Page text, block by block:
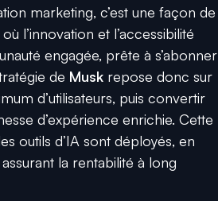
marketing, c’est une façon de
l’innovation et l’accessibilité
engagée, prête à s’abonner
de Musk repose donc sur
d’utilisateurs, puis convertir
d’expérience enrichie. Cette
outils d’IA sont déployés, en
la rentabilité à long